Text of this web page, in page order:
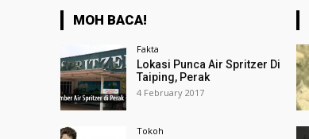
MOH BACA!
Fakta
Lokasi Punca Air Spritzer Di
Taiping, Perak
4 February 2017
Tokoh